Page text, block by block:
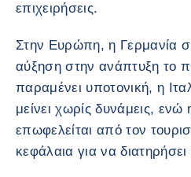
επιχειρήσεις.
Στην Ευρώπη, η Γερμανία
αύξηση στην ανάπτυξη το
παραμένει υποτονική, η
μείνει χωρίς δυνάμεις, ενώ
επωφελείται από τον
κεφάλαια για να